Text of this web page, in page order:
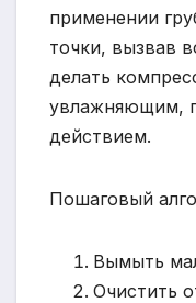
применении
точки, вызвав
делать
увлажняющим,
действием.
Пошаговый
Вымыть
Очистить